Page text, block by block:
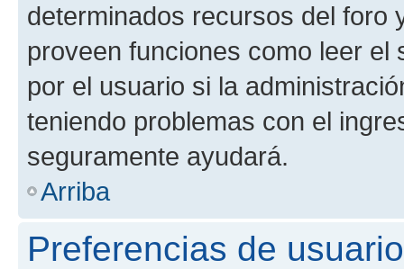
determinados recursos del foro
proveen funciones como leer el
por el usuario si la
teniendo problemas con el
seguramente ayudará.
Arriba
Preferencias de